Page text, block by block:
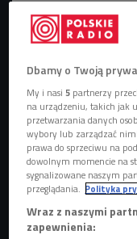
Dbamy o Twoją
My i nasi5 partnerzy
na urządzeniu, takich jak
przetwarzania danych
wybory lub zarządzać
prawa do sprzeciwu na
dowolnym momencie na
sygnalizowane naszym
przeglądania. Polityka
Wraz z naszymi
zapewnienia: